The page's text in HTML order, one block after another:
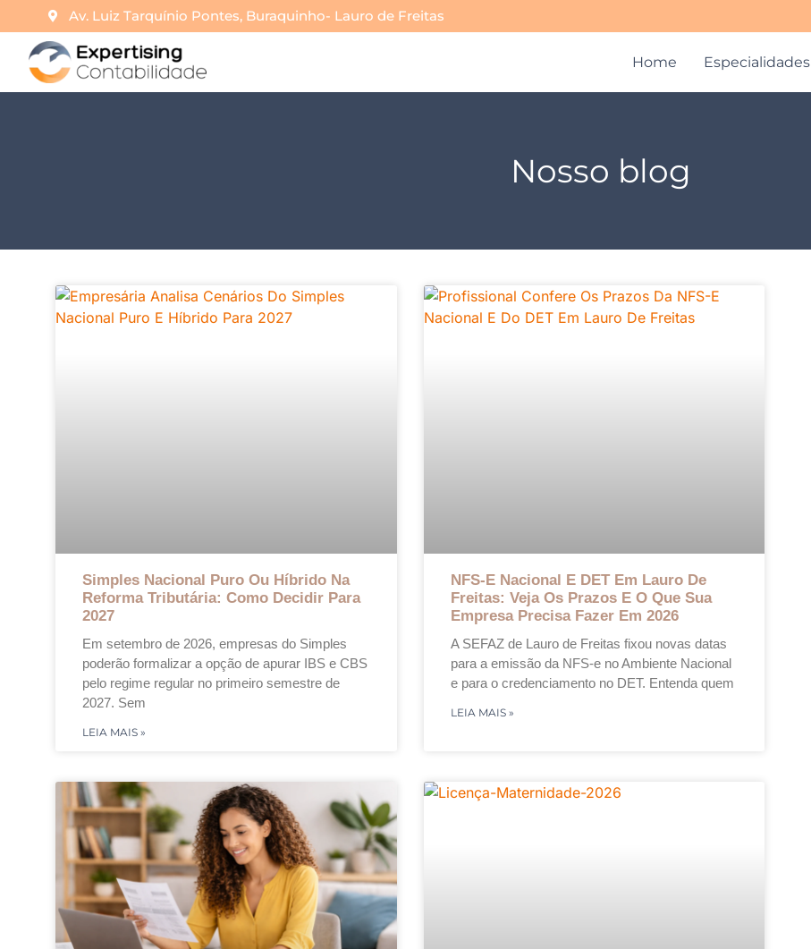
Av. Luiz Tarquínio Pontes, Buraquinho- Lauro de Freitas
Home Especialidades
Nosso blog
Simples Nacional Puro Ou Híbrido Na
Reforma Tributária: Como Decidir Para
2027
Em setembro de 2026, empresas do Simples
poderão formalizar a opção de apurar IBS e CBS
pelo regime regular no primeiro semestre de
2027. Sem
LEIA MAIS »
NFS-E Nacional E DET Em Lauro De
Freitas: Veja Os Prazos E O Que Sua
Empresa Precisa Fazer Em 2026
A SEFAZ de Lauro de Freitas fixou novas datas
para a emissão da NFS-e no Ambiente Nacional
e para o credenciamento no DET. Entenda quem
LEIA MAIS »